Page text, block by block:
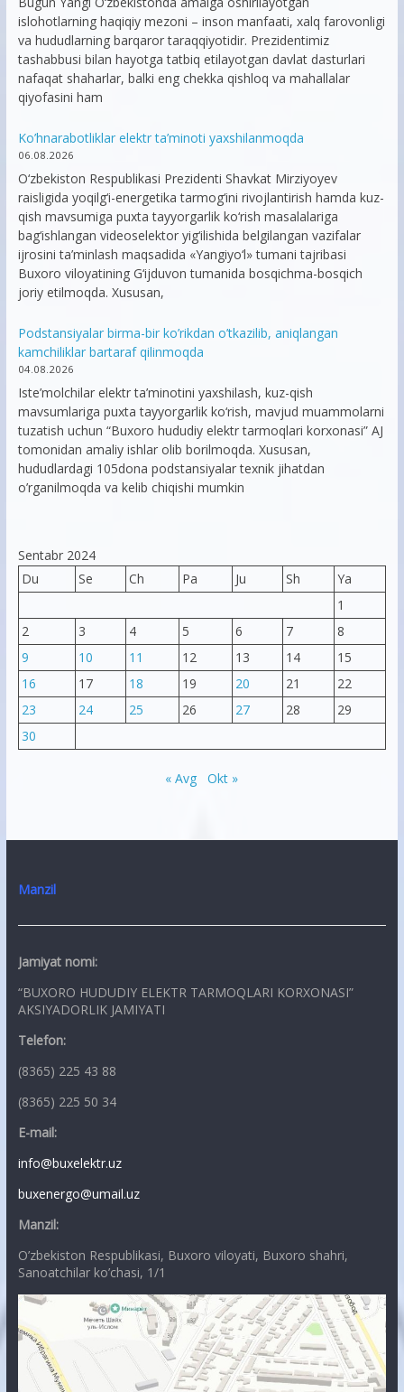
islohotlarning haqiqiy mezoni – inson manfaati, xalq farovonligi
va hududlarning barqaror taraqqiyotidir. Prezidentimiz
tashabbusi bilan hayotga tatbiq etilayotgan davlat dasturlari
nafaqat shaharlar, balki eng chekka qishloq va mahallalar
qiyofasini ham
Ko’hnarabotliklar elektr ta’minoti yaxshilanmoqda
06.08.2026
O‘zbekiston Respublikasi Prezidenti Shavkat Mirziyoyev
raisligida yoqilg‘i-energetika tarmog‘ini rivojlantirish hamda kuz-
qish mavsumiga puxta tayyorgarlik ko‘rish masalalariga
bag‘ishlangan videoselektor yig‘ilishida belgilangan vazifalar
ijrosini ta’minlash maqsadida «Yangiyo‘l» tumani tajribasi
Buxoro viloyatining G‘ijduvon tumanida bosqichma-bosqich
joriy etilmoqda. Xususan,
Podstansiyalar birma-bir ko’rikdan o’tkazilib, aniqlangan
kamchiliklar bartaraf qilinmoqda
04.08.2026
Iste’molchilar elektr ta’minotini yaxshilash, kuz-qish
mavsumlariga puxta tayyorgarlik ko‘rish, mavjud muammolarni
tuzatish uchun “Buxoro hududiy elektr tarmoqlari korxonasi” AJ
tomonidan amaliy ishlar olib borilmoqda. Xususan,
hududlardagi 105dona podstansiyalar texnik jihatdan
o’rganilmoqda va kelib chiqishi mumkin
Sentabr 2024
Du
Se Ch Pa Ju Sh
Ya
1
2
3 4 5 6 7
8
9
10 11 12 13 14
15
16
17 18 19 20 21
22
23
24 25 26 27 28
29
30
« Avg Okt »
Manzil
Jamiyat nomi:
“BUXORO HUDUDIY ELEKTR TARMOQLARI KORXONASI”
AKSIYADORLIK JAMIYATI
Telefon:
(8365) 225 43 88
(8365) 225 50 34
E-mail:
info@buxelektr.uz
buxenergo@umail.uz
Manzil:
O’zbekiston Respublikasi, Buxoro viloyati, Buxoro shahri,
Sanoatchilar ko’chasi, 1/1